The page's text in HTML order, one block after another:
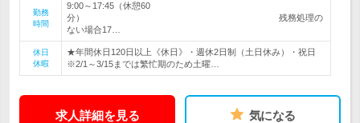
勤務
時間
9:00～17:45（休憩60
分） 残務処理の
ない場合17…
休日
休暇
★年間休日120日以上《休日》・週休2日制（土日休み）・祝日
※2/1～3/15までは繁忙期のため土曜…
求人詳細を見る 気になる